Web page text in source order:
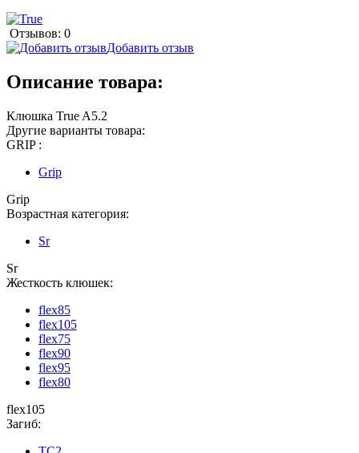
Отзывов: 0
Добавить отзыв
Описание товара:
Клюшка True A5.2
Другие варианты товара:
GRIP :
Grip
Grip
Возрастная категория:
Sr
Sr
Жесткость клюшек:
flex85
flex105
flex75
flex90
flex95
flex80
flex105
Загиб: